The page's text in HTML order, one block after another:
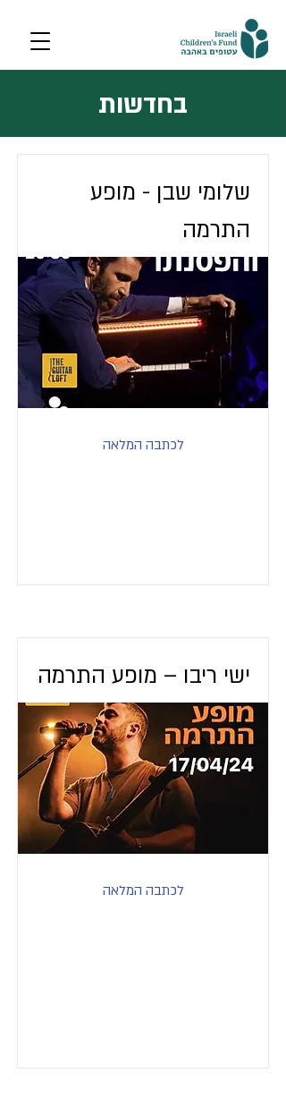
בחדשות
שלומי שבן - מופע
התרמה
לכתבה המלאה
ישי ריבו – מופע התרמה
לכתבה המלאה